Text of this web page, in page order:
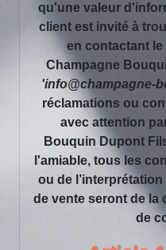
qu'une valeur
client est invité à
en contactant
Champagne
'info@champagne-
réclamations ou
avec attention
Bouquin Dupont
l'amiable, tous les
ou de
de vente seront de la
de